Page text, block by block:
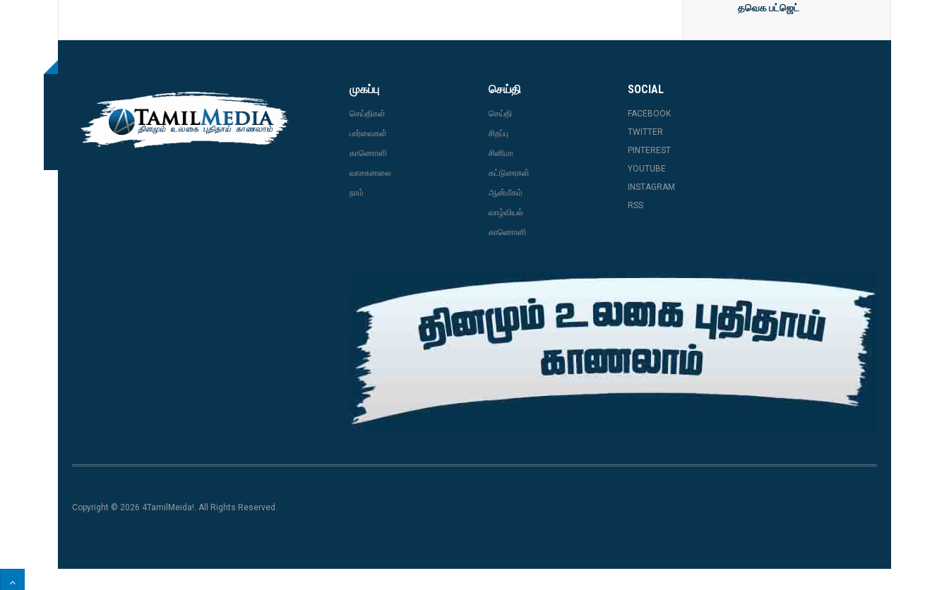
தவெக பட்ஜெட்
முகப்பு
செய்திகள்
பார்வைகள்
காணொளி
வாசகசாலை
நாம்
செய்தி
செய்தி
சிறப்பு
சினிமா
கட்டுரைகள்
ஆன்மீகம்
வாழ்வியல்
காணொளி
SOCIAL
FACEBOOK
TWITTER
PINTEREST
YOUTUBE
INSTAGRAM
RSS
Copyright © 2026 4TamilMeida!. All Rights Reserved.